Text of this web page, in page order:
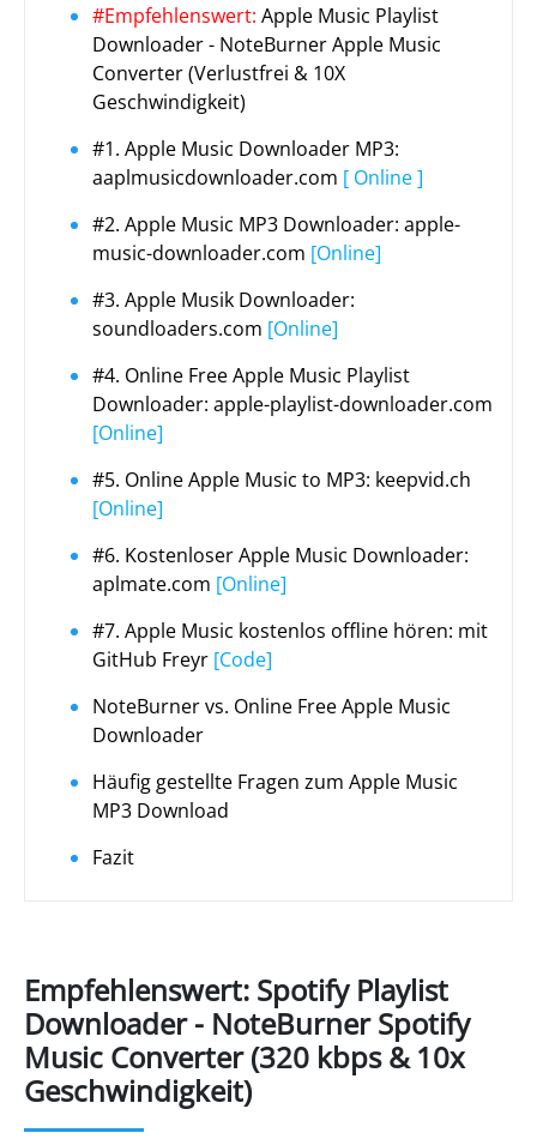
#Empfehlenswert: Apple Music Playlist
Downloader - NoteBurner Apple Music
Converter (Verlustfrei & 10X
Geschwindigkeit)
#1. Apple Music Downloader MP3:
aaplmusicdownloader.com [ Online ]
#2. Apple Music MP3 Downloader: apple-
music-downloader.com [Online]
#3. Apple Musik Downloader:
soundloaders.com [Online]
#4. Online Free Apple Music Playlist
Downloader: apple-playlist-downloader.com
[Online]
#5. Online Apple Music to MP3: keepvid.ch
[Online]
#6. Kostenloser Apple Music Downloader:
aplmate.com [Online]
#7. Apple Music kostenlos offline hören: mit
GitHub Freyr [Code]
NoteBurner vs. Online Free Apple Music
Downloader
Häufig gestellte Fragen zum Apple Music
MP3 Download
Fazit
Empfehlenswert: Spotify Playlist
Downloader - NoteBurner Spotify
Music Converter (320 kbps & 10x
Geschwindigkeit)